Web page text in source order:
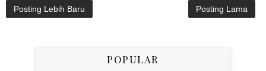
Posting Lebih Baru Posting Lama
POPULAR